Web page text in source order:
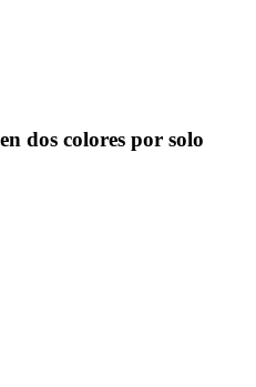
dos colores por solo